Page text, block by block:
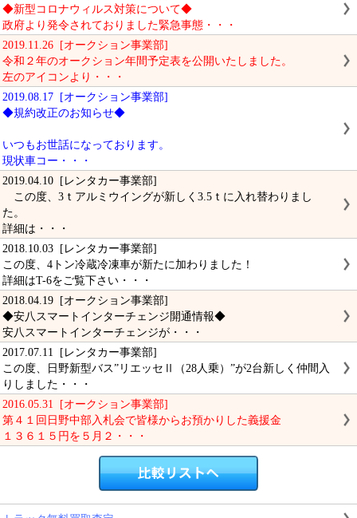
◆新型コロナウィルス対策について◆
政府より発令されておりました緊急事態・・・
2019.11.26 [オークション事業部]
令和２年のオークション年間予定表を公開いたしました。
左のアイコンより・・・
2019.08.17 [オークション事業部]
◆規約改正のお知らせ◆
いつもお世話になっております。
現状車コー・・・
2019.04.10 [レンタカー事業部]
この度、3ｔアルミウイングが新しく3.5ｔに入れ替わりまし
た。
詳細は・・・
2018.10.03 [レンタカー事業部]
この度、4トン冷蔵冷凍車が新たに加わりました！
詳細はT-6をご覧下さい・・・
2018.04.19 [オークション事業部]
◆安八スマートインターチェンジ開通情報◆
安八スマートインターチェンジが・・・
2017.07.11 [レンタカー事業部]
この度、日野新型バス”リエッセⅡ（28人乗）”が2台新しく仲間入
りしました・・・
2016.05.31 [オークション事業部]
第４１回日野中部入札会で皆様からお預かりした義援金
１３６１５円を５月２・・・